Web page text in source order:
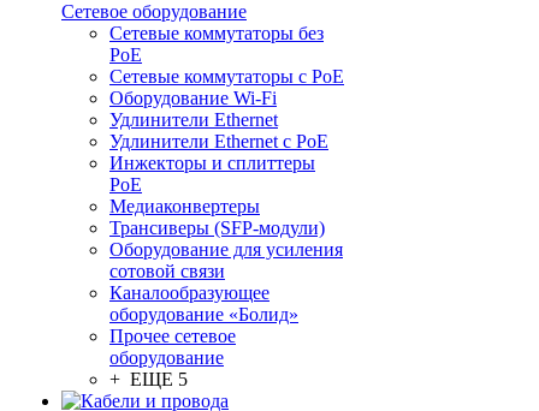
Сетевое оборудование
Сетевые коммутаторы без
PoE
Сетевые коммутаторы с PoE
Оборудование Wi-Fi
Удлинители Ethernet
Удлинители Ethernet с PoE
Инжекторы и сплиттеры
PoE
Медиаконвертеры
Трансиверы (SFP-модули)
Оборудование для усиления
сотовой связи
Каналообразующее
оборудование «Болид»
Прочее сетевое
оборудование
+ ЕЩЕ 5